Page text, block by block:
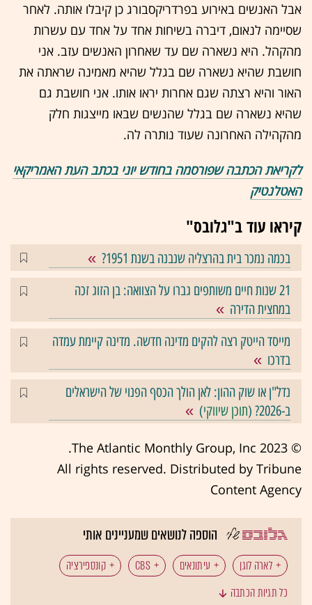
אבל האנשים באירוע בפרדריקסבורג כן קיבלו אותה. לאחר
שסיימה לנאום, דיברה בשיחות אחד על אחד עם עשרות
מהקהל. היא נשארה שם עד שאחרון האנשים עזב. אני
חושבת שהיא נשארה שם בגלל שהיא מאמינה שראתה את
האור והיא רצתה שגם אחרות יראו אותו. אני חושבת גם
שהיא נשארה שם בגלל שהנשים שבאו מייצגות חלק
מהקהילה האחרונה שעוד נותרה לה.
לקריאת הכתבה שפורסמה בחודש יוני בכתב העת האמריקאי
האטלנטיק
קיראו עוד ב"גלובס"
בכמה נמכר בית בהרצליה שנבנה בשנת 1951?
21 שנות חיים משותפים גברו על הצוואה: בן הזוג זכה
במחצית הדירה
מייסד הייטק רצה להקים מדינה חדשה. מדינה קיימת עמדה
בדרכו
נדל"ן או שוק ההון: לאן הולך הכסף הפנוי של הישראלים
ב-2026? (
תוכן שיווקי)
© 2023 The Atlantic Monthly Group, Inc.
All rights reserved. Distributed by Tribune
Content Agency
הוספה לנושאים שמעניינים אותי
לארה לוגן עיתונאים CBS
קונספירציה
כל תגיות הכתבה